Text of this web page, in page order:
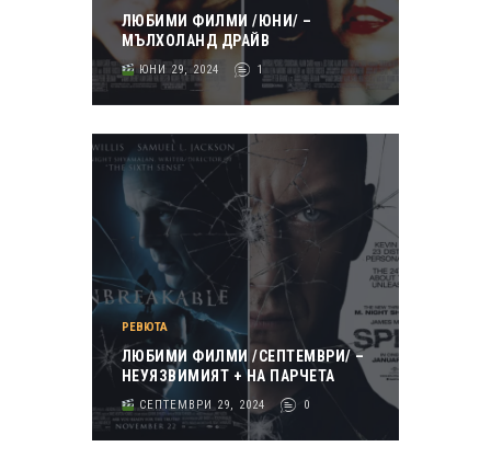
ЛЮБИМИ ФИЛМИ /ЮНИ/ –
МЪЛХОЛАНД ДРАЙВ
ЮНИ 29, 2024 1
РЕВЮТА
ЛЮБИМИ ФИЛМИ /СЕПТЕМВРИ/ –
НЕУЯЗВИМИЯТ + НА ПАРЧЕТА
СЕПТЕМВРИ 29, 2024 0